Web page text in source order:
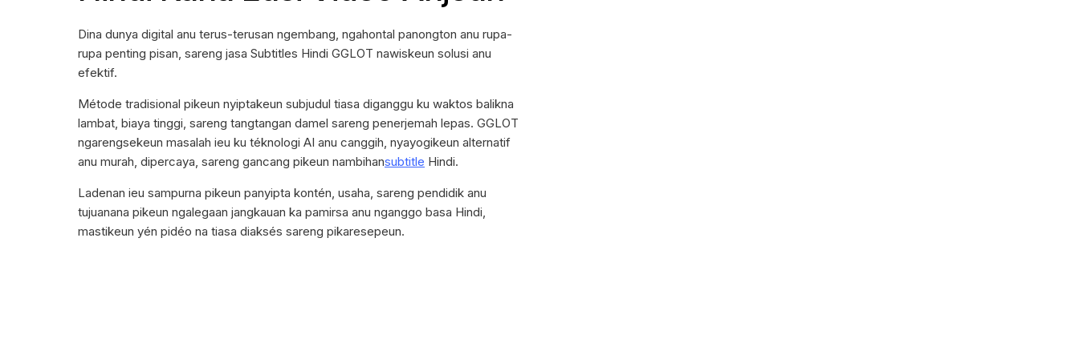
Dina dunya digital anu terus-terusan ngembang, ngahontal panongton anu rupa-
rupa penting pisan, sareng jasa Subtitles Hindi GGLOT nawiskeun solusi anu
efektif.
Métode tradisional pikeun nyiptakeun subjudul tiasa diganggu ku waktos balikna
lambat, biaya tinggi, sareng tangtangan damel sareng penerjemah lepas. GGLOT
ngarengsekeun masalah ieu ku téknologi AI anu canggih, nyayogikeun alternatif
anu murah, dipercaya, sareng gancang pikeun nambihansubtitle Hindi.
Ladenan ieu sampurna pikeun panyipta kontén, usaha, sareng pendidik anu
tujuanana pikeun ngalegaan jangkauan ka pamirsa anu nganggo basa Hindi,
mastikeun yén pidéo na tiasa diaksés sareng pikaresepeun.